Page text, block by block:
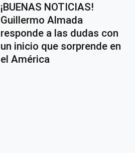
¡BUENAS NOTICIAS!
Guillermo Almada
responde a las dudas con
un inicio que sorprende en
el América